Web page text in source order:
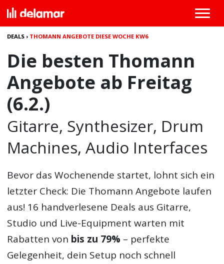
DEALS › THOMANN ANGEBOTE DIESE WOCHE KW6
Die besten Thomann
Angebote ab Freitag
(6.2.)
Gitarre, Synthesizer, Drum
Machines, Audio Interfaces
Bevor das Wochenende startet, lohnt sich ein
letzter Check: Die Thomann Angebote laufen
aus! 16 handverlesene Deals aus Gitarre,
Studio und Live-Equipment warten mit
Rabatten von bis zu 79% – perfekte
Gelegenheit, dein Setup noch schnell